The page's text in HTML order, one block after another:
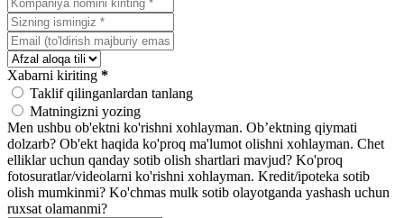
Xabarni kiriting *
Taklif qilinganlardan tanlang
Matningizni yozing
Men ushbu ob'ektni ko'rishni xohlayman. Ob’ektning qiymati
dolzarb? Ob'ekt haqida ko'proq ma'lumot olishni xohlayman. Chet
elliklar uchun qanday sotib olish shartlari mavjud? Ko'proq
fotosuratlar/videolarni ko'rishni xohlayman. Kredit/ipoteka sotib
olish mumkinmi? Ko'chmas mulk sotib olayotganda yashash uchun
ruxsat olamanmi?